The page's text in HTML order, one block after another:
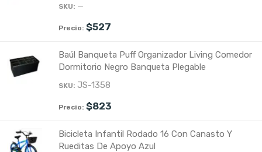
—
$527
Baúl Banqueta Puff Organizador Living Comedor
Dormitorio Negro Banqueta Plegable
JS-1358
$823
Bicicleta Infantil Rodado 16 Con Canasto Y
Rueditas De Apoyo Azul